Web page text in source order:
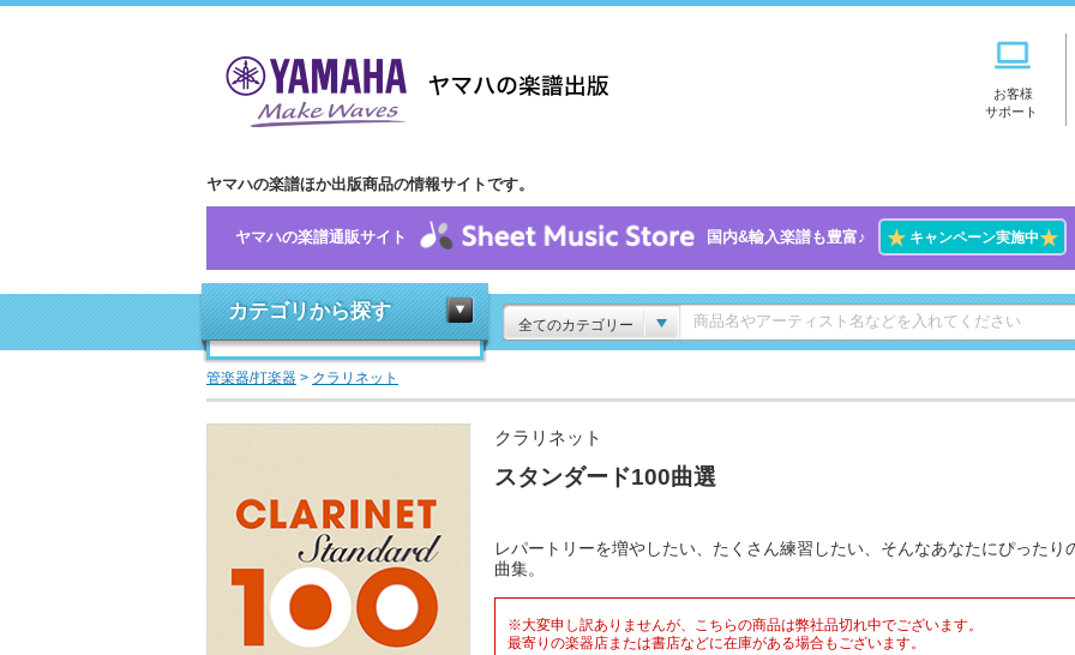
お客様
サポート
ヤマハの楽譜ほか出版商品の情報サイトです。
ヤマハの楽譜通販サイト 国内&輸入楽譜も豊富♪ ★キャンペーン実施中★
カテゴリから探す
全てのカテゴリー
管楽器/打楽器 > クラリネット
クラリネット
スタンダード100曲選
レパートリーを増やしたい、たくさん練習したい、そんなあなたにぴったり
曲集。
※大変申し訳ありませんが、こちらの商品は弊社品切れ中でございます。
最寄りの楽器店または書店などに在庫がある場合もございます。